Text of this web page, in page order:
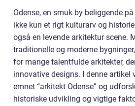
Odense, en smuk by beliggende
ikke kun et rigt kulturarv og
også en levende arkitektur scene.
traditionelle og moderne
for mange talentfulde arkitekter,
innovative designs. I denne artikel
emnet “arkitekt Odense” og
historiske udvikling og vigtige